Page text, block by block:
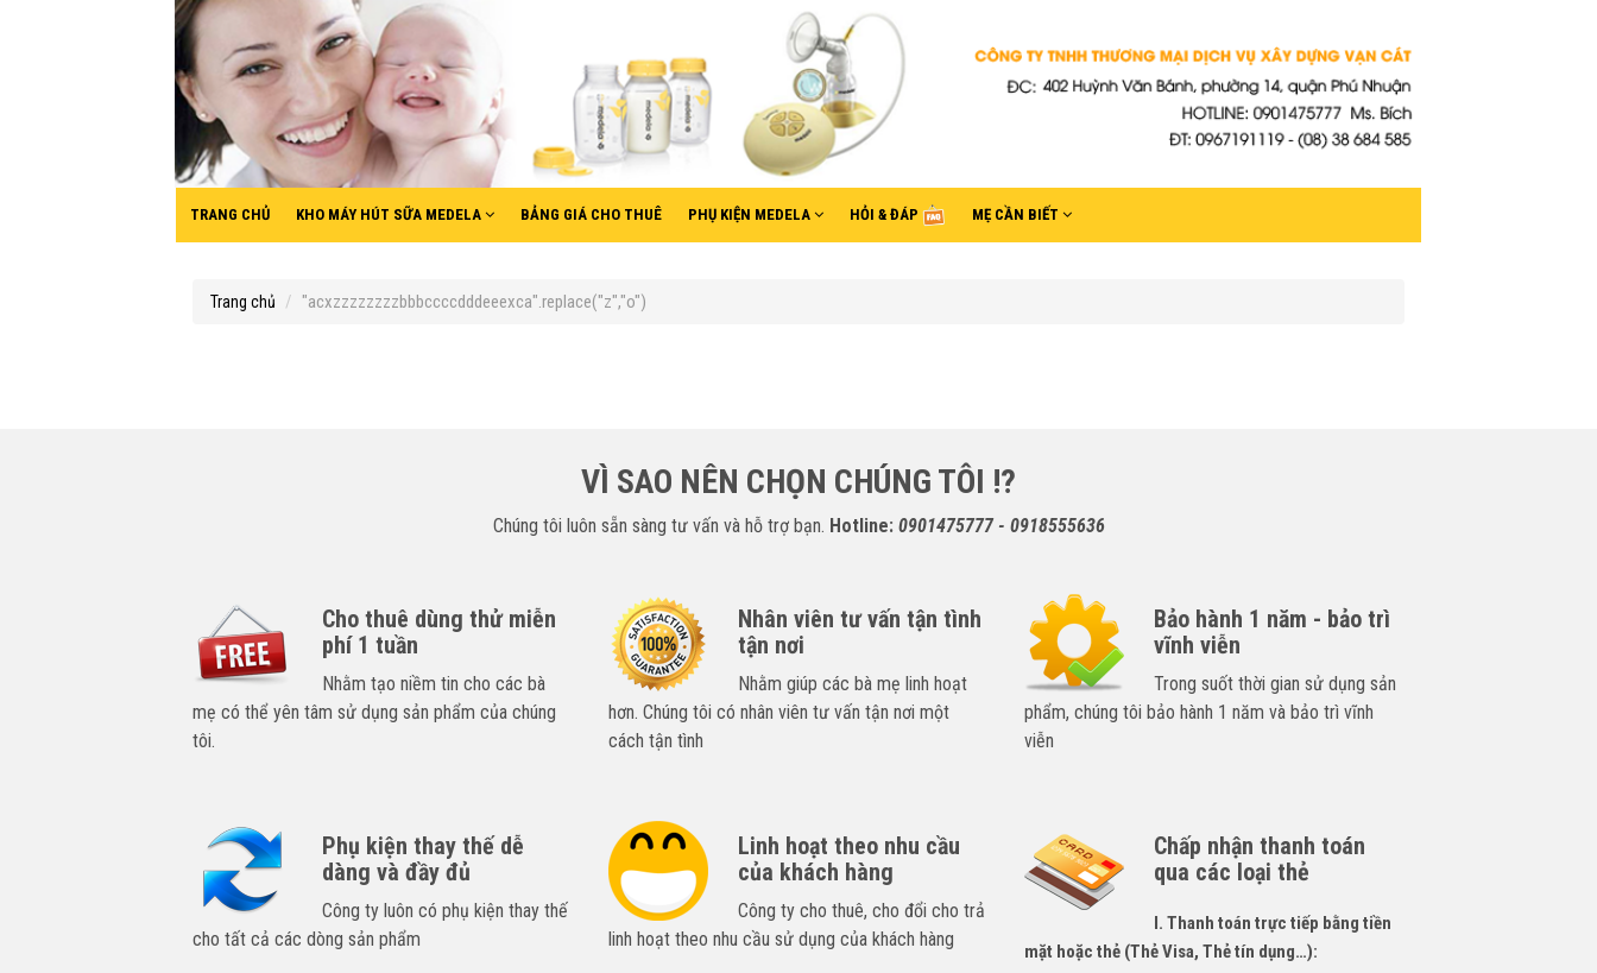
TRANG CHỦ KHO MÁY HÚT SỮA MEDELA BẢNG GIÁ CHO THUÊ PHỤ KIỆN MEDELA HỎI & ĐÁP MẸ CẦN BIẾT
Trang chủ "acxzzzzzzzzbbbccccdddeeexca".replace("z","o")
VÌ SAO NÊN CHỌN CHÚNG TÔI !?
Chúng tôi luôn sẵn sàng tư vấn và hỗ trợ bạn. Hotline: 0901475777 - 0918555636
Cho thuê dùng thử miễn
phí 1 tuần
Nhằm tạo niềm tin cho các bà
mẹ có thể yên tâm sử dụng sản phẩm của chúng
tôi.
Nhân viên tư vấn tận tình
tận nơi
Nhằm giúp các bà mẹ linh hoạt
hơn. Chúng tôi có nhân viên tư vấn tận nơi một
cách tận tình
Bảo hành 1 năm - bảo trì
vĩnh viễn
Trong suốt thời gian sử dụng sản
phẩm, chúng tôi bảo hành 1 năm và bảo trì vĩnh
viễn
Phụ kiện thay thế dễ
dàng và đầy đủ
Công ty luôn có phụ kiện thay thế
cho tất cả các dòng sản phẩm
Linh hoạt theo nhu cầu
của khách hàng
Công ty cho thuê, cho đổi cho trả
linh hoạt theo nhu cầu sử dụng của khách hàng
Chấp nhận thanh toán
qua các loại thẻ
I. Thanh toán trực tiếp bằng tiền
mặt hoặc thẻ (Thẻ Visa, Thẻ tín dụng…):